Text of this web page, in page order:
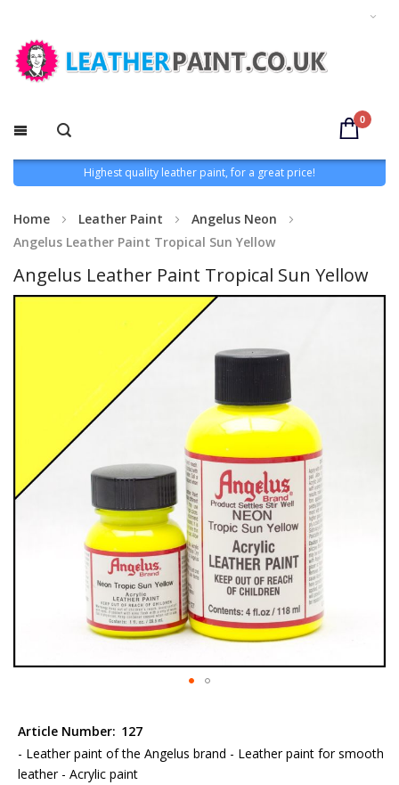
0
Highest quality leather paint, for a great price!
Home Leather Paint
Angelus Neon
Angelus Leather Paint Tropical Sun Yellow
Angelus Leather Paint Tropical Sun Yellow
to
beginning
Article Number: 127
- Leather paint of the Angelus brand - Leather paint for smooth
leather - Acrylic paint